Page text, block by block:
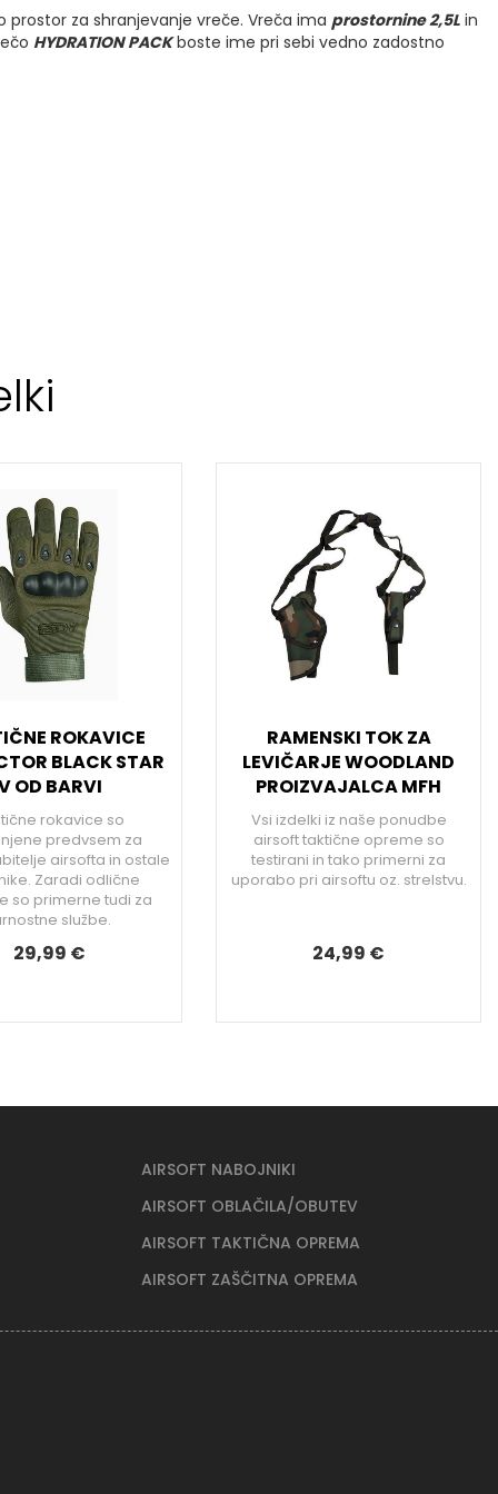
prostor za shranjevanje vreče. Vreča ima prostornine 2,5Lin
HYDRATION PACKboste ime pri sebi vedno zadostno
ROKAVICE
BLACK STAR
OD BARVI
rokavice so
predvsem za
airsofta in ostale
Zaradi odlične
so primerne tudi za
službe.
29,99 €
RAMENSKI TOK ZA
LEVIČARJE WOODLAND
PROIZVAJALCA MFH
Vsi izdelki iz naše ponudbe
airsoft taktične opreme so
testirani in tako primerni za
uporabo pri airsoftu oz. strelstvu.
24,99 €
AIRSOFT NABOJNIKI
AIRSOFT OBLAČILA/OBUTEV
AIRSOFT TAKTIČNA OPREMA
AIRSOFT ZAŠČITNA OPREMA